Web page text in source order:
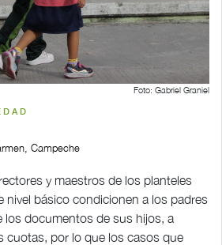
Foto: Gabriel Graniel
Campeche
y maestros de los planteles
nivel básico condicionen a los padres
los documentos de sus hijos, a
cuotas, por lo que los casos que